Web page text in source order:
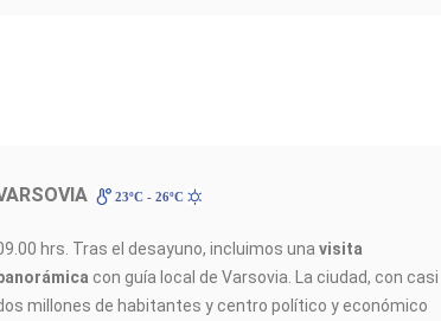
23ºC - 26ºC
hrs. Tras el desayuno, incluimos unavisita
con guía local de Varsovia. La ciudad, con casi
millones de habitantes y centro político y económico